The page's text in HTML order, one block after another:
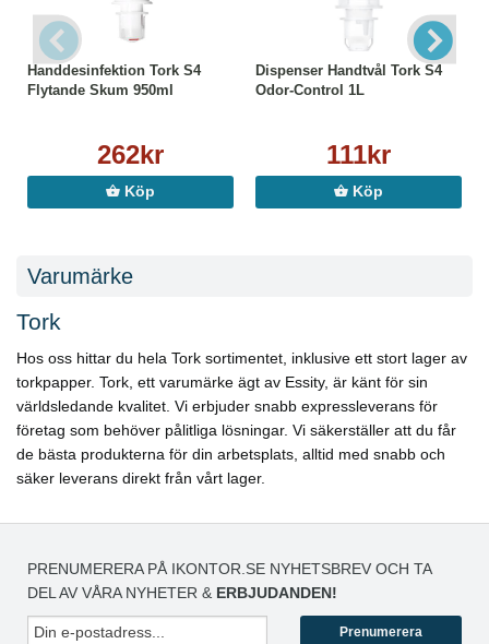
Handdesinfektion Tork S4
Flytande Skum 950ml
262kr
Köp
Dispenser Handtvål Tork S4
Odor-Control 1L
111kr
Köp
Varumärke
Tork
Hos oss hittar du hela Tork sortimentet, inklusive ett stort lager av
torkpapper. Tork, ett varumärke ägt av Essity, är känt för sin
världsledande kvalitet. Vi erbjuder snabb expressleverans för
företag som behöver pålitliga lösningar. Vi säkerställer att du får
de bästa produkterna för din arbetsplats, alltid med snabb och
säker leverans direkt från vårt lager.
PRENUMERERA PÅ IKONTOR.SE NYHETSBREV OCH TA
DEL AV VÅRA NYHETER & ERBJUDANDEN!
Prenumerera